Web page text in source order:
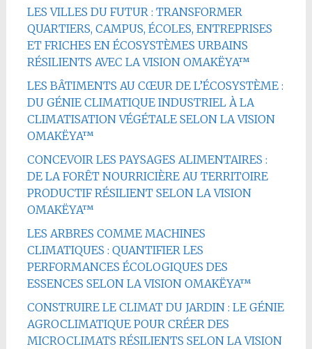
LES VILLES DU FUTUR : TRANSFORMER
QUARTIERS, CAMPUS, ÉCOLES, ENTREPRISES
ET FRICHES EN ÉCOSYSTÈMES URBAINS
RÉSILIENTS AVEC LA VISION OMAKËYA™
LES BÂTIMENTS AU CŒUR DE L’ÉCOSYSTÈME :
DU GÉNIE CLIMATIQUE INDUSTRIEL À LA
CLIMATISATION VÉGÉTALE SELON LA VISION
OMAKËYA™
CONCEVOIR LES PAYSAGES ALIMENTAIRES :
DE LA FORÊT NOURRICIÈRE AU TERRITOIRE
PRODUCTIF RÉSILIENT SELON LA VISION
OMAKËYA™
LES ARBRES COMME MACHINES
CLIMATIQUES : QUANTIFIER LES
PERFORMANCES ÉCOLOGIQUES DES
ESSENCES SELON LA VISION OMAKËYA™
CONSTRUIRE LE CLIMAT DU JARDIN : LE GÉNIE
AGROCLIMATIQUE POUR CRÉER DES
MICROCLIMATS RÉSILIENTS SELON LA VISION